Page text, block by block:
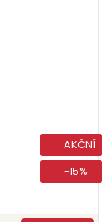
AKČNÍ
-15%